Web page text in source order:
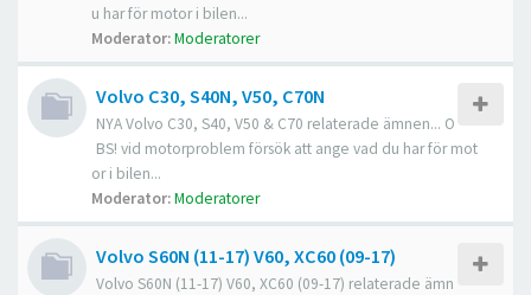
u har för motor i bilen...
Moderator:Moderatorer
Volvo C30, S40N, V50, C70N
NYA Volvo C30, S40, V50 & C70 relaterade ämnen... O
BS! vid motorproblem försök att ange vad du har för mot
or i bilen...
Moderator:Moderatorer
Volvo S60N (11-17) V60, XC60 (09-17)
Volvo S60N (11-17) V60, XC60 (09-17) relaterade ämn